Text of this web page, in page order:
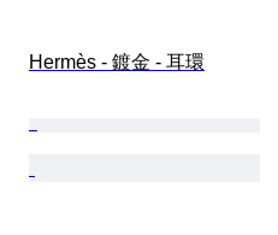
Hermès - 鍍金 - 耳環